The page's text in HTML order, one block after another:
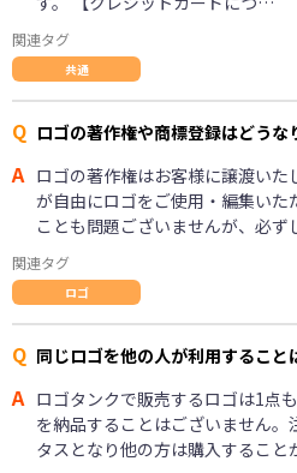
関連タグ
共通
Q ロゴの著作権や商標登録はどうな
A ロゴの著作権はお客様に譲渡い
が自由にロゴをご使用・編集いた
ことも問題ございませんが、必
関連タグ
ロゴ
Q 同じロゴを他の人が利用すること
A ロゴタンクで販売するロゴは1点
を納品することはございません
タスとなり他の方は購入するこ